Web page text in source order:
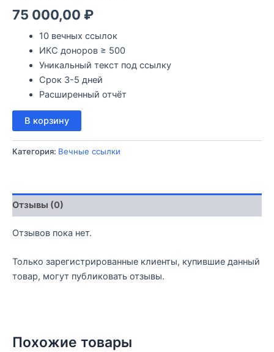
75 000,00 ₽
10 вечных ссылок
ИКС доноров ≥ 500
Уникальный текст под ссылку
Срок 3-5 дней
Расширенный отчёт
Количество
товара
Размещение
вечных
«Премиум-
В корзину
Категория: Вечные ссылки
Отзывы (0)
Отзывов пока нет.
Только зарегистрированные клиенты, купившие данный
товар, могут публиковать отзывы.
Похожие товары